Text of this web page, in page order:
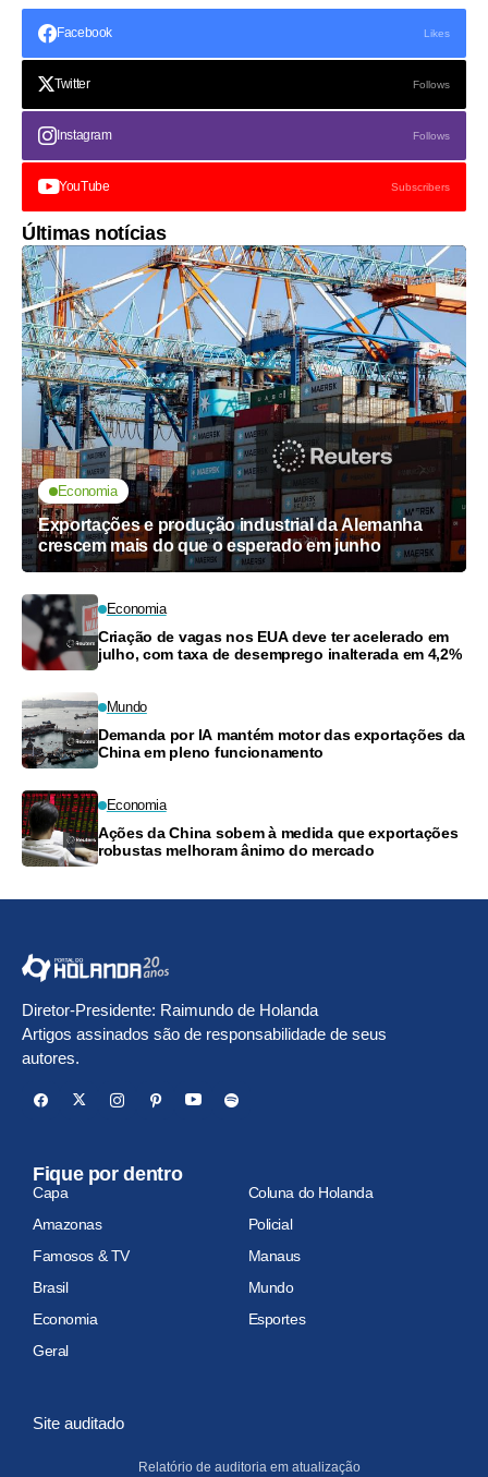
Facebook Likes
Twitter Follows
Instagram Follows
YouTube Subscribers
Últimas notícias
Economia
Exportações e produção industrial da Alemanha
crescem mais do que o esperado em junho
Economia
Criação de vagas nos EUA deve ter acelerado em
julho, com taxa de desemprego inalterada em 4,2%
Mundo
Demanda por IA mantém motor das exportações da
China em pleno funcionamento
Economia
Ações da China sobem à medida que exportações
robustas melhoram ânimo do mercado
Diretor-Presidente: Raimundo de Holanda
Artigos assinados são de responsabilidade de seus
autores.
Fique por dentro
Capa
Coluna do Holanda
Amazonas
Policial
Famosos & TV
Manaus
Brasil
Mundo
Economia
Esportes
Geral
Site auditado
Relatório de auditoria em atualização